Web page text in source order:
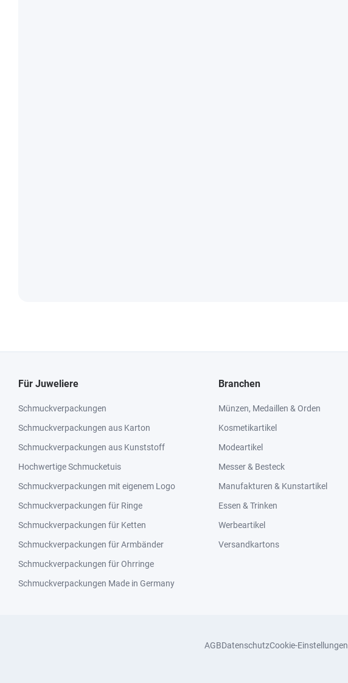
Für Juweliere
Schmuckverpackungen
Schmuckverpackungen aus Karton
Schmuckverpackungen aus Kunststoff
Hochwertige Schmucketuis
Schmuckverpackungen mit eigenem Logo
Schmuckverpackungen für Ringe
Schmuckverpackungen für Ketten
Schmuckverpackungen für Armbänder
Schmuckverpackungen für Ohrringe
Schmuckverpackungen Made in Germany
Branchen
Münzen, Medaillen & Orden
Kosmetikartikel
Modeartikel
Messer & Besteck
Manufakturen & Kunstartikel
Essen & Trinken
Werbeartikel
Versandkartons
AGBDatenschutzCookie-Einstellungen